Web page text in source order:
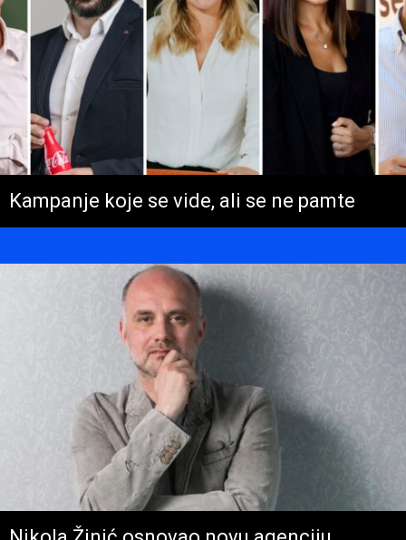
Kampanje koje se vide, ali se ne pamte